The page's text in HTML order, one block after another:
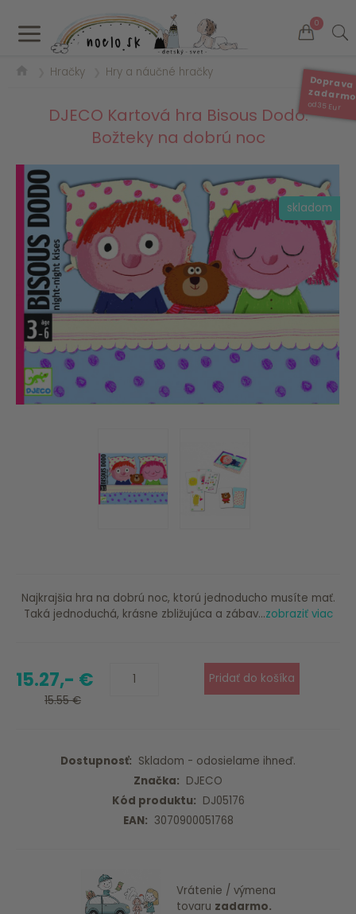
a 0
Doprava
od 35 Eur
Hračky Hry a náučné hračky
DJECO Kartová hra Bisous Dodo:
Božteky na dobrú noc
skladom
Najkrajšia hra na dobrú noc, ktorú jednoducho musíte mať.
Taká jednoduchá, krásne zbližujúca a zábav...zobraziť viac
15.27,- €
15.55 €
Dostupnosť: Skladom - odosielame ihneď.
Značka: DJECO
Kód produktu: DJ05176
EAN: 3070900051768
Vrátenie / výmena
tovaru zadarmo.